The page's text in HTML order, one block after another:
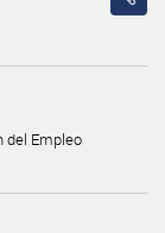
del Empleo